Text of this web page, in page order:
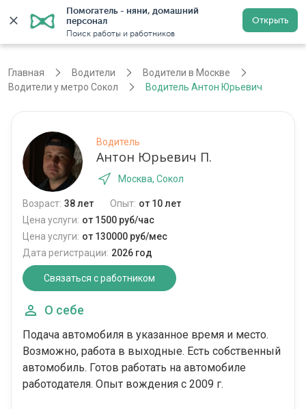
Помогатель - няни, домашний
персонал
Поиск работы и работников
Открыть
Регистрация
Главная Водители
Водители в Москве
Водители у метро Сокол
Водитель Антон Юрьевич
Водитель
Антон Юрьевич П.
Москва, Сокол
Возраст: 38 лет Опыт: от 10 лет
Цена услуги: от 1500 руб/час
Цена услуги: от 130000 руб/мес
Дата регистрации: 2026 год
Связаться с работником
О себе
Подача автомобиля в указанное время и место.
Возможно, работа в выходные. Есть собственный
автомобиль. Готов работать на автомобиле
работодателя. Опыт вождения с 2009 г.